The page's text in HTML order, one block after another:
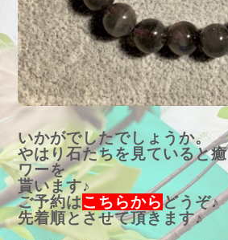
いかがでしたでしょうか。
やはり石たちを見ていると
ワーを
貰います♪
ご予約はこちらからどうぞ♪
先着順とさせて頂きます♪